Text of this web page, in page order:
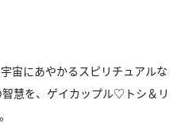
宙にあやかるスピリチュアルな
慧を、ゲイカップル♡トシ＆リ